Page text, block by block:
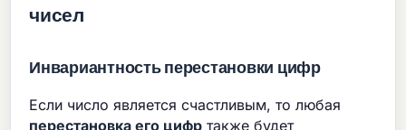
чисел
Инвариантность перестановки цифр
Если число является счастливым, то любая
перестановка его цифр также будет